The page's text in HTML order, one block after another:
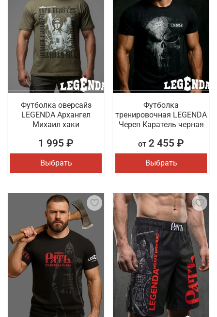
Футболка оверсайз
LEGENDA Архангел
Михаил хаки
1 995 ₽
Выбрать
Футболка
тренировочная LEGENDA
Череп Каратель черная
от 2 455 ₽
Выбрать